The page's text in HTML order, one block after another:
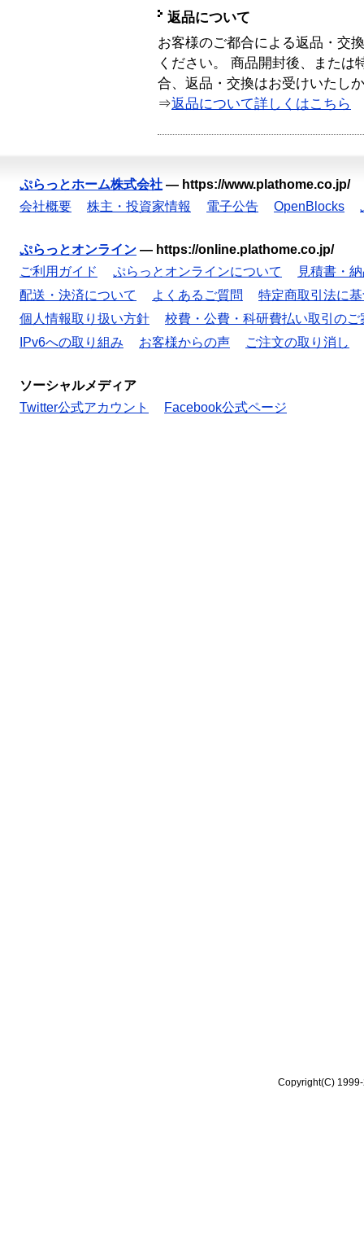
返品について
お客様のご都合による返品・交
ください。 商品開封後、または
合、返品・交換はお受けいたし
⇒返品について詳しくはこちら
ぷらっとホーム株式会社 — https://www.plathome.co.jp/
会社概要
株主・投資家情報 電子公告 OpenBlocks
ぷらっとオンライン — https://online.plathome.co.jp/
ご利用ガイド
ぷらっとオンラインについて
見積書・
配送・決済について
よくあるご質問
特定商取引法に
個人情報取り扱い方針
校費・公費・科研費払い取引のご
IPv6への取り組み
お客様からの声 ご注文の取り消し
ソーシャルメディア
Twitter公式アカウント
Facebook公式ページ
Copyright(C)